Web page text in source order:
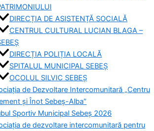
DIRECȚIA DE ASISTENȚĂ SOCIALĂ
CENTRUL CULTURAL LUCIAN BLAGA –
DIRECȚIA POLIȚIA LOCALĂ
SPITALUL MUNICIPAL SEBEȘ
OCOLUL SILVIC SEBEȘ
de Dezvoltare Intercomunitară „Centru
și Înot Sebeș-Alba”
Sportiv Municipal Sebeș 2026
de dezvoltare intercomunitară pentru